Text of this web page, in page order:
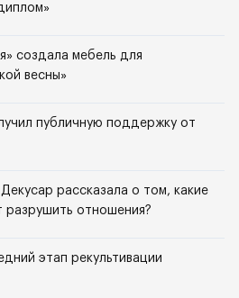
создала мебель для
весны»
публичную поддержку от
рассказала о том, какие
разрушить отношения?
этап рекультивации